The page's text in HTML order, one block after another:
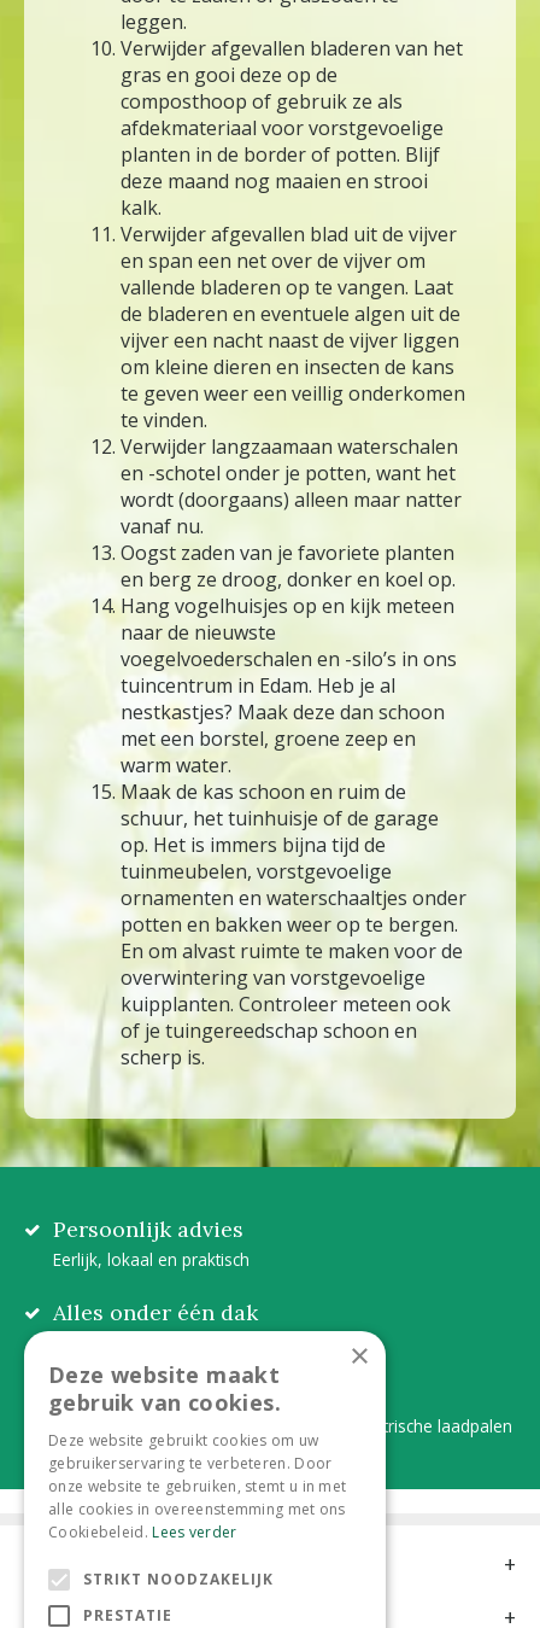
leggen.
Verwijder afgevallen bladeren van het
gras en gooi deze op de
composthoop of gebruik ze als
afdekmateriaal voor vorstgevoelige
planten in de border of potten. Blijf
deze maand nog maaien en strooi
kalk.
Verwijder afgevallen blad uit de vijver
en span een net over de vijver om
vallende bladeren op te vangen. Laat
de bladeren en eventuele algen uit de
vijver een nacht naast de vijver liggen
om kleine dieren en insecten de kans
te geven weer een veillig onderkomen
te vinden.
Verwijder langzaamaan waterschalen
en -schotel onder je potten, want het
wordt (doorgaans) alleen maar natter
vanaf nu.
Oogst zaden van je favoriete planten
en berg ze droog, donker en koel op.
Hang vogelhuisjes op en kijk meteen
naar de nieuwste
voegelvoederschalen en -silo’s in ons
tuincentrum in Edam. Heb je al
nestkastjes? Maak deze dan schoon
met een borstel, groene zeep en
warm water.
Maak de kas schoon en ruim de
schuur, het tuinhuisje of de garage
op. Het is immers bijna tijd de
tuinmeubelen, vorstgevoelige
ornamenten en waterschaaltjes onder
potten en bakken weer op te bergen.
En om alvast ruimte te maken voor de
overwintering van vorstgevoelige
kuipplanten. Controleer meteen ook
of je tuingereedschap schoon en
scherp is.
Persoonlijk advies
Eerlijk, lokaal en praktisch
Alles onder één dak
Duurzaam en dorpsgemak
Lever je statiegeldflessen bij ons in én elektrische laadpalen
Contact
Openingstijden
×
Deze website maakt
gebruik van cookies.
Deze website gebruikt cookies om uw
gebruikerservaring te verbeteren. Door
onze website te gebruiken, stemt u in met
alle cookies in overeenstemming met ons
Cookiebeleid. Lees verder
STRIKT NOODZAKELIJK
PRESTATIE